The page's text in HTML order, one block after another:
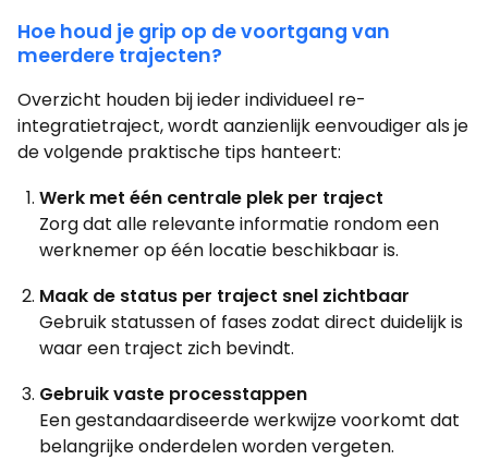
Hoe houd je grip op de voortgang van
meerdere trajecten?
Overzicht houden bij ieder individueel re-
integratietraject, wordt aanzienlijk eenvoudiger als je
de volgende praktische tips hanteert:
Werk met één centrale plek per traject
Zorg dat alle relevante informatie rondom een
werknemer op één locatie beschikbaar is.
Maak de status per traject snel zichtbaar
Gebruik statussen of fases zodat direct duidelijk is
waar een traject zich bevindt.
Gebruik vaste processtappen
Een gestandaardiseerde werkwijze voorkomt dat
belangrijke onderdelen worden vergeten.